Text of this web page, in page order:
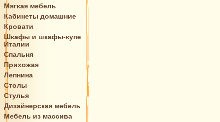
Мягкая мебель
Кабинеты домашние
Кровати
Шкафы и шкафы-купе
Италии
Спальня
Прихожая
Лепнина
Столы
Стулья
Дизайнерская мебель
Мебель из массива